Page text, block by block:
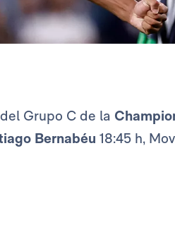
Grupo C de la
Bernabéu 18:45 h,